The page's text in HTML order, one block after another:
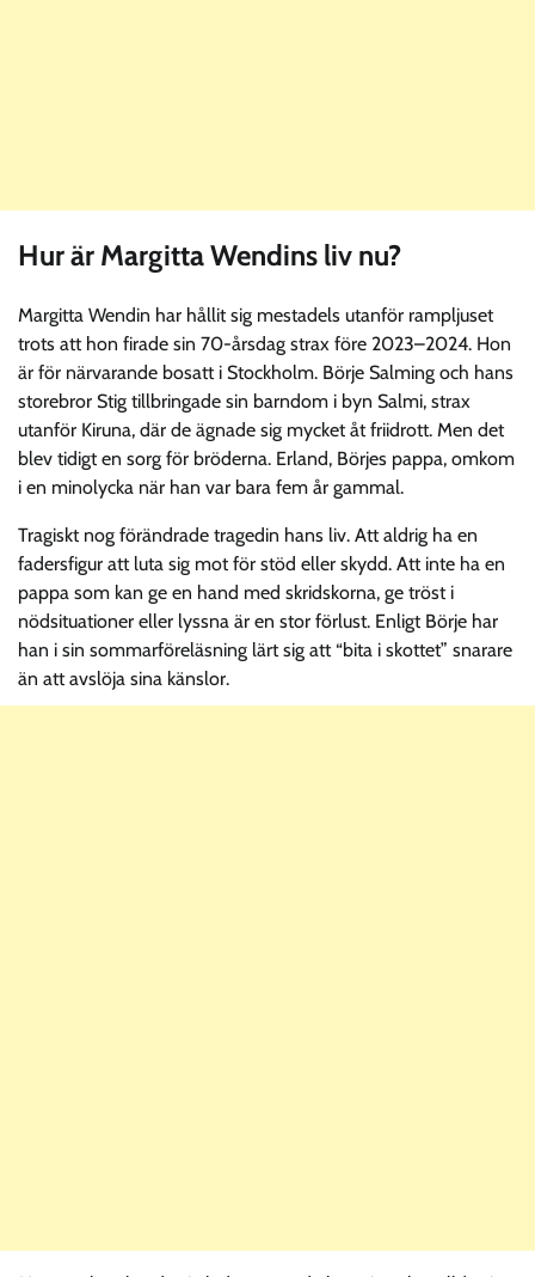
Hur är Margitta Wendins liv nu?
Margitta Wendin har hållit sig mestadels utanför rampljuset
trots att hon firade sin 70-årsdag strax före 2023–2024. Hon
är för närvarande bosatt i Stockholm. Börje Salming och hans
storebror Stig tillbringade sin barndom i byn Salmi, strax
utanför Kiruna, där de ägnade sig mycket åt friidrott. Men det
blev tidigt en sorg för bröderna. Erland, Börjes pappa, omkom
i en minolycka när han var bara fem år gammal.
Tragiskt nog förändrade tragedin hans liv. Att aldrig ha en
fadersfigur att luta sig mot för stöd eller skydd. Att inte ha en
pappa som kan ge en hand med skridskorna, ge tröst i
nödsituationer eller lyssna är en stor förlust. Enligt Börje har
han i sin sommarföreläsning lärt sig att “bita i skottet” snarare
än att avslöja sina känslor.